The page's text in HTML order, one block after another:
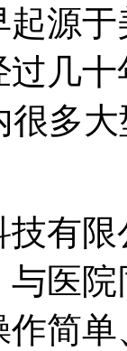
源
几
很多
限
医
作简